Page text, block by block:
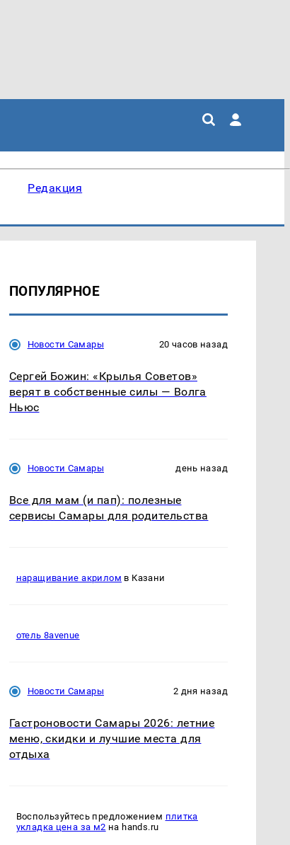
Редакция
ПОПУЛЯРНОЕ
Новости Самары 20 часов назад
Сергей Божин: «Крылья Советов»
верят в собственные силы — Волга
Ньюс
Новости Самары день назад
Все для мам (и пап): полезные
сервисы Самары для родительства
наращивание акрилом в Казани
отель 8avenue
Новости Самары 2 дня назад
Гастроновости Самары 2026: летние
меню, скидки и лучшие места для
отдыха
Воспользуйтесь предложением плитка
укладка цена за м2 на hands.ru